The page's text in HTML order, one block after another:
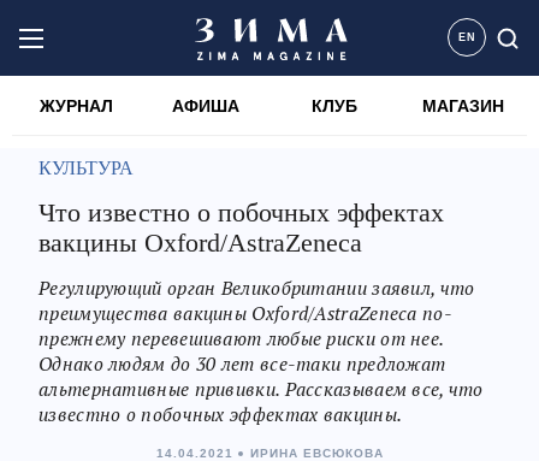
EN
ЖУРНАЛ АФИША КЛУБ МАГАЗИН
КУЛЬТУРА
Что известно о побочных эффектах
вакцины Oxford/AstraZeneca
Регулирующий орган Великобритании заявил, что
преимущества вакцины Oxford/AstraZeneca по-
прежнему перевешивают любые риски от нее.
Однако людям до 30 лет все-таки предложат
альтернативные прививки. Рассказываем все, что
известно о побочных эффектах вакцины.
14.04.2021 ИРИНА ЕВСЮКОВА